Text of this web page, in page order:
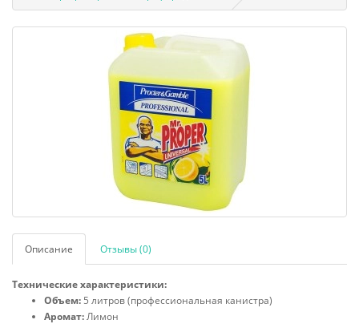
Описание Отзывы (0)
Технические характеристики:
Объем: 5 литров (профессиональная канистра)
Аромат:Лимон